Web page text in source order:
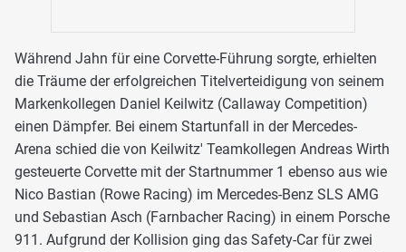
Während Jahn für eine Corvette-Führung sorgte, erhielten
die Träume der erfolgreichen Titelverteidigung von seinem
Markenkollegen Daniel Keilwitz (Callaway Competition)
einen Dämpfer. Bei einem Startunfall in der Mercedes-
Arena schied die von Keilwitz' Teamkollegen Andreas Wirth
gesteuerte Corvette mit der Startnummer 1 ebenso aus wie
Nico Bastian (Rowe Racing) im Mercedes-Benz SLS AMG
und Sebastian Asch (Farnbacher Racing) in einem Porsche
911. Aufgrund der Kollision ging das Safety-Car für zwei